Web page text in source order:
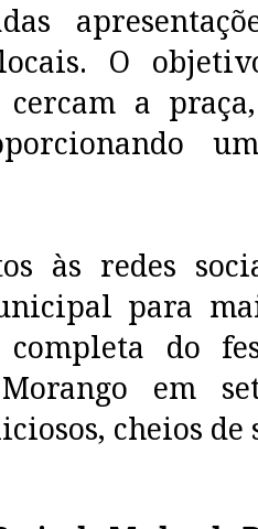
O
cercam a
às redes
para
completa do
em
cheios